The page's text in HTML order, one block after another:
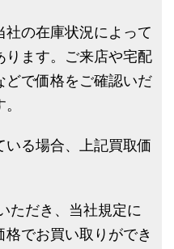
の在庫状況によって
ります。ご来店や宅配
どで価格をご確認いだ
る場合、上記買取価
ただき、当社規定に
でお買い取りができ